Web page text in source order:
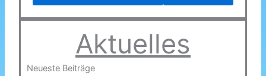
Aktuelles
Neueste Beiträge